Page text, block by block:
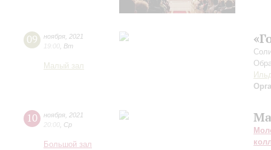
09 ноября 2021
19:00 Вт
Малый зал
10 ноября 2021
20:00 Ср
Большой зал